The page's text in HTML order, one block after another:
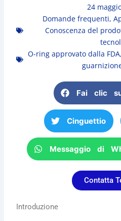
24
Domande frequenti,
Conoscenza del
O-ring approvato dalla FDA,
Fai clic
Cinguettio
Messaggio di
Contatta
Introduzione